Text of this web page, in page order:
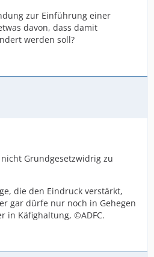
zur Einführung einer
davon, dass damit
werden soll?
Grundgesetzwidrig zu
die den Eindruck verstärkt,
gar dürfe nur noch in Gehegen
in Käfighaltung, ©ADFC.